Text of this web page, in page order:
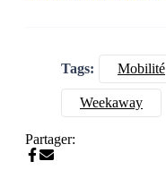
Tags: Mobilité
Weekaway
Partager: